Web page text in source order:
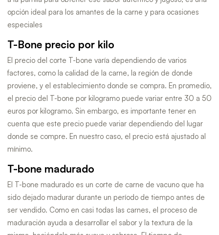
opción ideal para los amantes de la carne y para ocasiones
especiales
T-Bone precio por kilo
El precio del corte T-bone varía dependiendo de varios
factores, como la calidad de la carne, la región de donde
proviene, y el establecimiento donde se compra. En promedio,
el precio del T-bone por kilogramo puede variar entre 30 a 50
euros por kilogramo. Sin embargo, es importante tener en
cuenta que este precio puede variar dependiendo del lugar
donde se compre. En nuestro caso, el precio está ajustado al
mínimo.
T-bone madurado
El T-bone madurado es un corte de carne de vacuno que ha
sido dejado madurar durante un período de tiempo antes de
ser vendido. Como en casi todas las carnes, el proceso de
maduración ayuda a desarrollar el sabor y la textura de la